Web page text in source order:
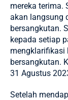
mereka terima.
akan langsung
bersangkutan.
kepada setiap
mengklarifikasi
bersangkutan.
31 Agustus
Setelah